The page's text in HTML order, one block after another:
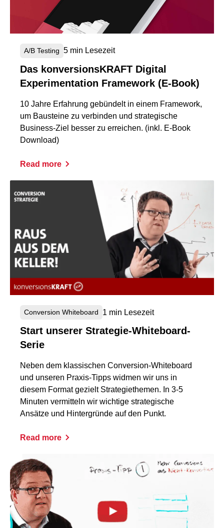
A/B Testing 5 min Lesezeit
Das konversionsKRAFT Digital
Experimentation Framework (E-Book)
10 Jahre Erfahrung gebündelt in einem Framework,
um Bausteine zu verbinden und strategische
Business-Ziel besser zu erreichen. (inkl. E-Book
Download)
Read more
Conversion Whiteboard 1 min Lesezeit
Start unserer Strategie-Whiteboard-
Serie
Neben dem klassischen Conversion-Whiteboard
und unseren Praxis-Tipps widmen wir uns in
diesem Format gezielt Strategiethemen. In 3-5
Minuten vermitteln wir wichtige strategische
Ansätze und Hintergründe auf den Punkt.
Read more